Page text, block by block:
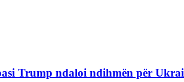
Trump ndaloi ndihmën për